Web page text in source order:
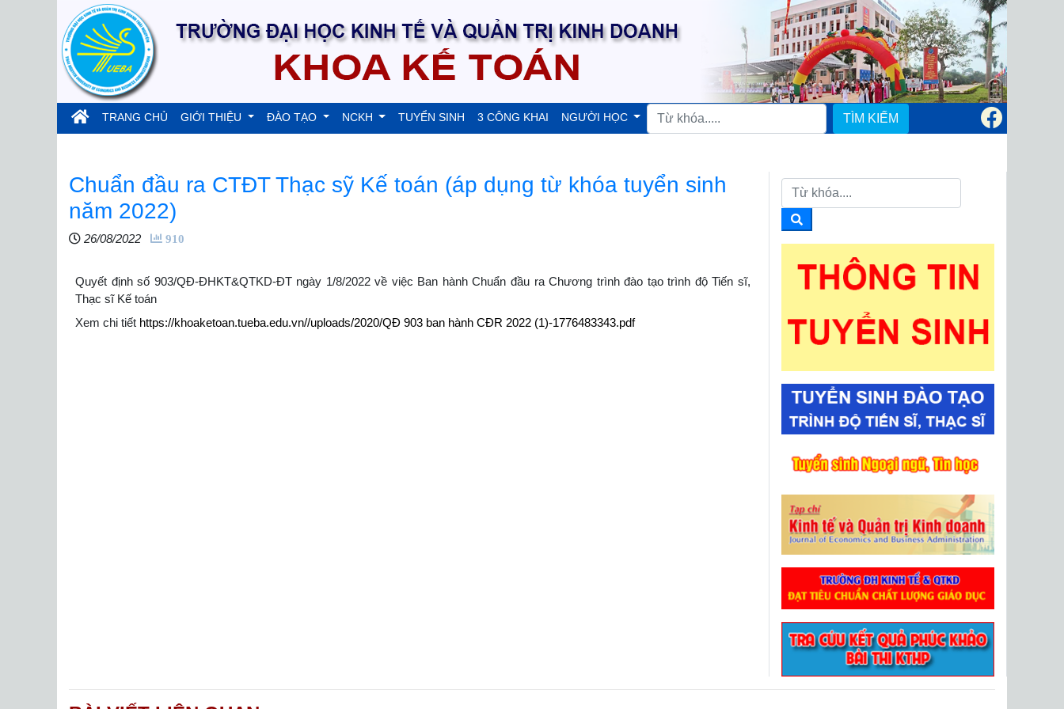
TRANG CHỦ (current)
GIỚI THIỆU ĐÀO TẠO NCKH TUYỂN SINH 3 CÔNG KHAI NGƯỜI HỌC TÌM KIẾM
Chuẩn đầu ra CTĐT Thạc sỹ Kế toán (áp dụng từ khóa tuyển sinh
năm 2022)
26/08/2022 910
Quyết định số 903/QĐ-ĐHKT&QTKD-ĐT ngày 1/8/2022 về việc Ban hành Chuẩn đầu ra Chương trình đào tạo trình độ Tiến sĩ,
Thạc sĩ Kế toán
Xem chi tiết https://khoaketoan.tueba.edu.vn//uploads/2020/QĐ 903 ban hành CĐR 2022 (1)-1776483343.pdf